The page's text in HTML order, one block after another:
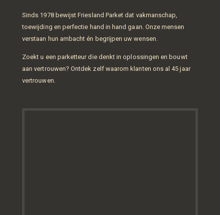
Sinds 1978 bewijst Friesland Parket dat vakmanschap,
toewijding en perfectie hand in hand gaan. Onze mensen
verstaan hun ambacht én begrijpen uw wensen.
Zoekt u een parketteur die denkt in oplossingen en bouwt
aan vertrouwen? Ontdek zelf waarom klanten ons al 45 jaar
vertrouwen.